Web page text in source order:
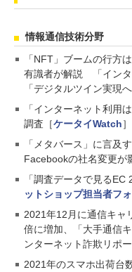
情報通信技術分野
「NFT」ブームの行方
有識者が解説 「インタ
「デジタルツイン実現
「インターネット利用
調査［ケータイWatch］
「メタバース」に言及
Facebookの社名変更が
「調査データで見る
ットショップ担当者フ
2021年12月に通信キャ
倍に増加、「大手通信
ンターネット詐欺リポ
2021年のスマホ出荷